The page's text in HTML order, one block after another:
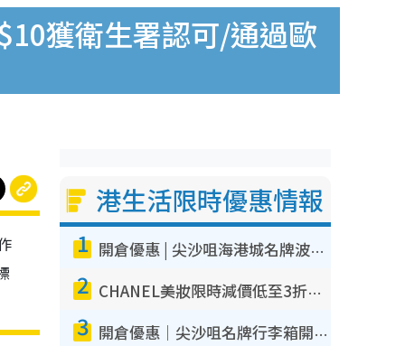
獲衛生署認可/通過歐
港生活限時優惠情報
1 開倉優惠 | 尖沙咀海港城名牌波鞋開倉低至1折！On鞋$899起／Joy&Peace鞋履$98起
2 CHANEL美妝限時減價低至3折！人氣粉底/唇膏/精華液低至$275！COCO香水都有平
3 開倉優惠｜尖沙咀名牌行李箱開倉低至4折！一連5日 American Tourister/ace./Hallmark $200起！